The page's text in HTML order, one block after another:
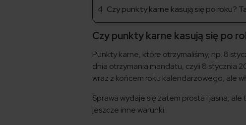
Czy punkty karne kasują się po roku?
Czy punkty karne kasują się po
Punkty karne, które otrzymaliśmy, np. 8
dnia otrzymania mandatu, czyli 8 stycznia
wraz z końcem roku kalendarzowego, ale
Sprawa wydaje się zatem prosta i jasna,
jeszcze inne warunki.